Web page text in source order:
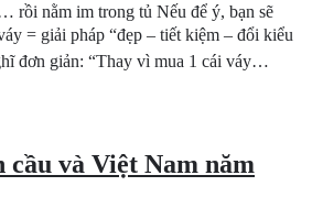
rồi nằm im trong tủ Nếu để ý, bạn sẽ
= giải pháp “đẹp – tiết kiệm – đổi kiểu
đơn giản: “Thay vì mua 1 cái váy…
và Việt Nam năm